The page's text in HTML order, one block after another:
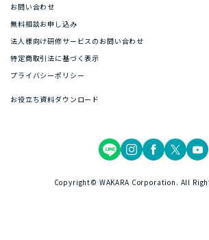
お問い合わせ
無料相談お申し込み
法人様向け研修サービスのお問い合わせ
特定商取引法に基づく表示
プライバシーポリシー
お役立ち資料ダウンロード
Copyright© WAKARA Corporation. All